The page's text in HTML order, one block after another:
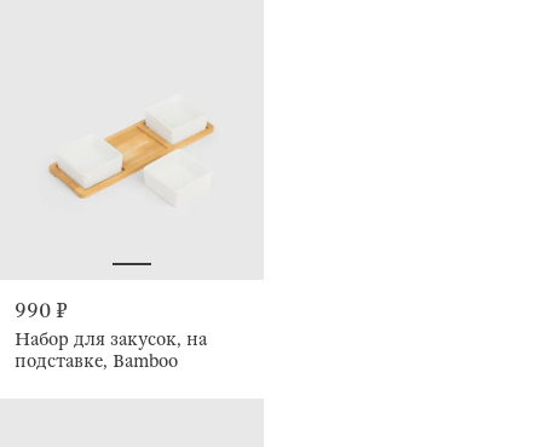
990 ₽
Набор для закусок, на
подставке, Bamboo